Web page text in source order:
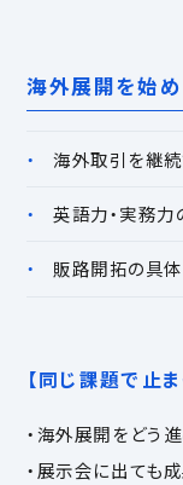
海外展開を始
海外取引を継
英語力・実務
販路開拓の具
【同じ課題で止ま
・海外展開をどう
・展示会に出ても